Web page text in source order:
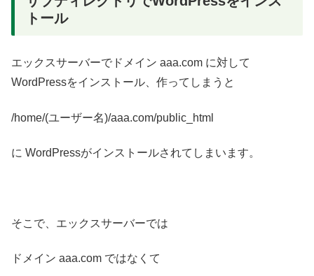
トール
エックスサーバーでドメイン aaa.com に対して
WordPressをインストール、作ってしまうと
/home/(ユーザー名)/aaa.com/public_html
に WordPressがインストールされてしまいます。
そこで、エックスサーバーでは
ドメイン aaa.com ではなくて